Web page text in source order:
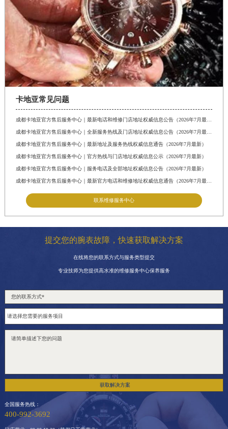
卡地亚常见问题
成都卡地亚官方售后服务中心｜最新地址及服务热线权威信息通告（2026年7月最新）
成都卡地亚官方售后服务中心｜官方热线与门店地址权威信息公示（2026年7月最新）
成都卡地亚官方售后服务中心｜服务电话及全部地址权威信息公告（2026年7月最新）
联系维修服务中心
提交您的腕表故障，快速获取解决方案
在线将您的联系方式与服务类型提交
专业技师为您提供高水准的维修服务中心保养服务
获取解决方案
全国服务热线：
400-992-3692